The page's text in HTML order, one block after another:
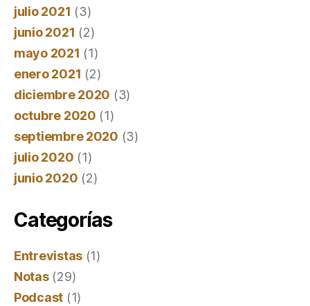
julio 2021 (3)
junio 2021 (2)
mayo 2021 (1)
enero 2021 (2)
diciembre 2020 (3)
octubre 2020 (1)
septiembre 2020 (3)
julio 2020 (1)
junio 2020 (2)
Categorías
Entrevistas (1)
Notas(29)
Podcast (1)